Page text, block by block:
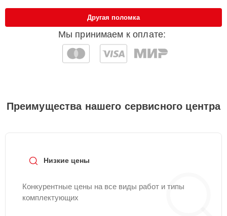
Мы принимаем к оплате:
Другая поломка
Преимущества нашего сервисного центра
Низкие цены
Конкурентные цены на все виды работ и типы
комплектующих